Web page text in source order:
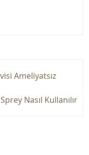
Ameliyatsız
Nasıl Kullanılır